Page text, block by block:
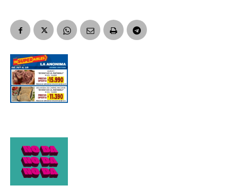
Suscribirme gratis
Dirección de correo electrónico
Nombre
Número de teléfono